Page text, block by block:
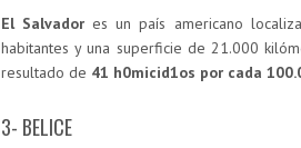
El Salvador es un país americano
habitantes y una superficie de 21.000
resultado de 41 h0micid1os por cada
3- BELICE